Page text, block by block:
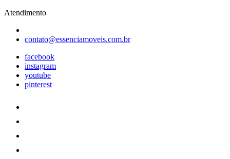
Atendimento
contato@essenciamoveis.com.br
facebook
instagram
youtube
pinterest